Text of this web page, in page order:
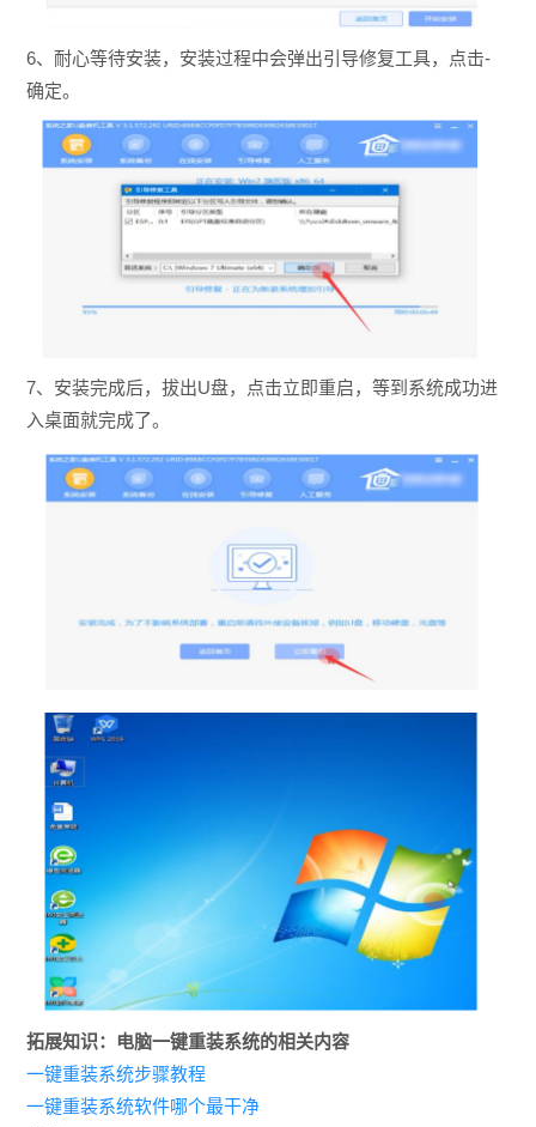
6、耐心等待安装，安装过程中会弹出引导修复工具，点击-
确定。
7、安装完成后，拔出U盘，点击立即重启，等到系统成功进
入桌面就完成了。
拓展知识：电脑一键重装系统的相关内容
一键重装系统步骤教程
一键重装系统软件哪个最干净